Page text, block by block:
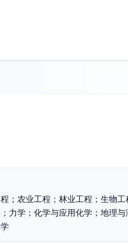
；农业工程；林业工程；生物
力学；化学与应用化学；地理与